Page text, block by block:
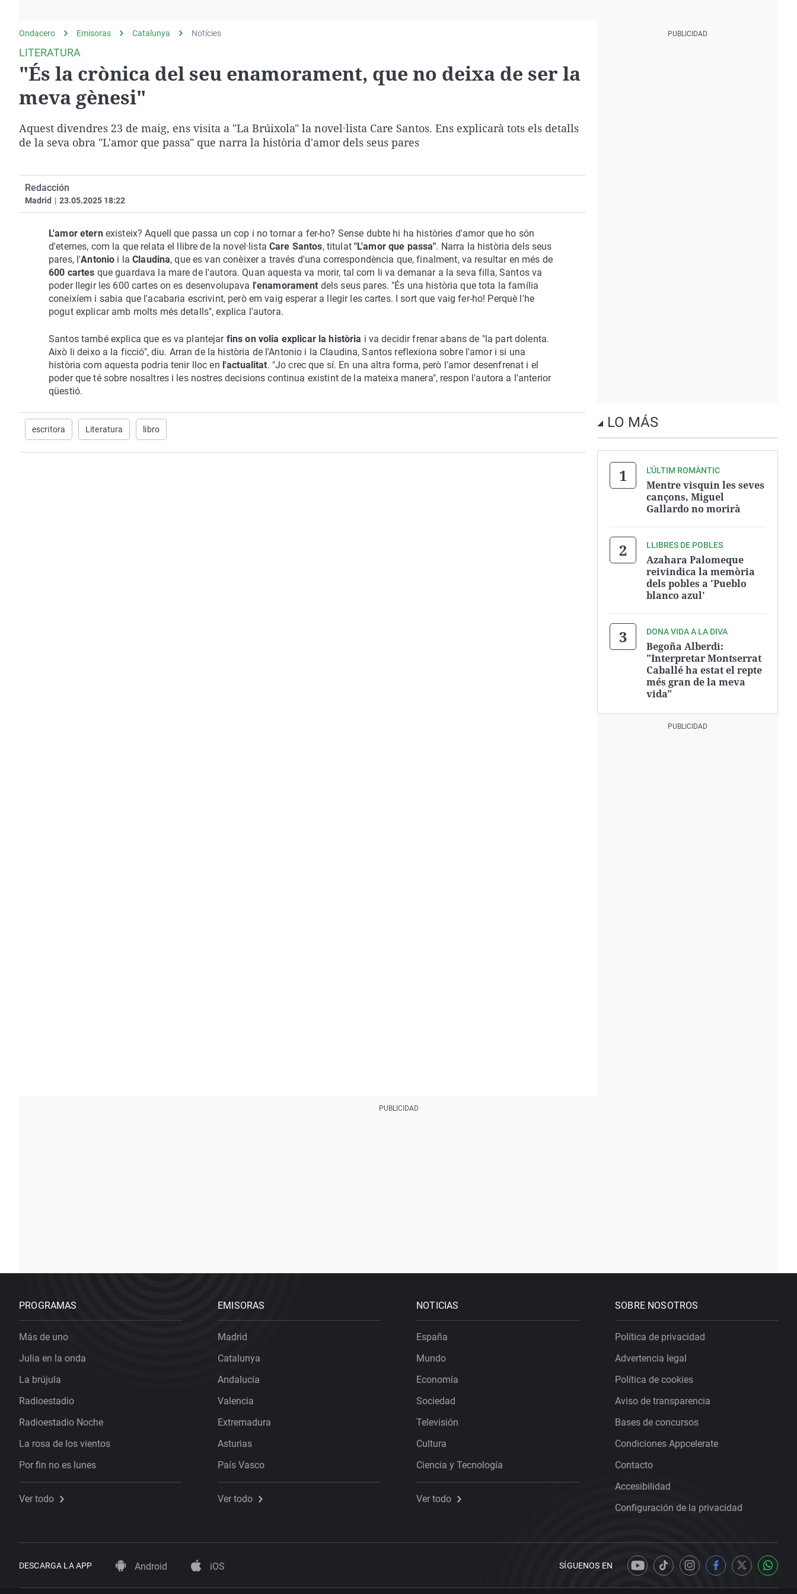
Operación Viuda
Negra
Ondacero Emisoras Catalunya Notícies
LITERATURA
"És la crònica del seu enamorament, que no deixa de ser la
meva gènesi"
Aquest divendres 23 de maig, ens visita a "La Brúixola" la novel·lista Care Santos. Ens explicarà tots els detalls
de la seva obra "L'amor que passa" que narra la història d'amor dels seus pares
Redacción
Madrid | 23.05.2025 18:22
L'amor etern existeix? Aquell que passa un cop i no tornar a fer-ho? Sense dubte hi ha històries d'amor que ho són
d'eternes, com la que relata el llibre de la novel·lista Care Santos, titulat"L'amor que passa". Narra la història dels seus
pares, l'Antonio i laClaudina, que es van conèixer a través d'una correspondència que, finalment, va resultar en més de
600 cartes que guardava la mare de l'autora. Quan aquesta va morir, tal com li va demanar a la seva filla, Santos va
poder llegir les 600 cartes on es desenvolupava l'enamorament dels seus pares. "És una història que tota la família
coneixíem i sabia que l'acabaria escrivint, però em vaig esperar a llegir les cartes. I sort que vaig fer-ho! Perquè l'he
pogut explicar amb molts més detalls", explica l'autora.
Santos també explica que es va plantejarfins on volia explicar la història i va decidir frenar abans de "la part dolenta.
Això li deixo a la ficció", diu. Arran de la història de l'Antonio i la Claudina, Santos reflexiona sobre l'amor i si una
història com aquesta podria tenir lloc en l'actualitat. "Jo crec que sí. En una altra forma, però l'amor desenfrenat i el
poder que té sobre nosaltres i les nostres decisions continua existint de la mateixa manera", respon l'autora a l'anterior
qüestió.
escritora Literatura libro LO MÁS
L'ÚLTIM ROMÀNTIC
Mentre visquin les seves
cançons, Miguel
Gallardo no morirà
LLIBRES DE POBLES
Azahara Palomeque
reivindica la memòria
dels pobles a 'Pueblo
blanco azul'
DONA VIDA A LA DIVA
Begoña Alberdi:
"Interpretar Montserrat
Caballé ha estat el repte
més gran de la meva
vida"
PROGRAMAS
Más de uno
Julia en la onda
La brújula
Radioestadio
Radioestadio Noche
La rosa de los vientos
Por fin no es lunes
Ver todo
EMISORAS
Madrid
Catalunya
Andalucía
Valencia
Extremadura
Asturias
País Vasco
Ver todo
NOTICIAS
España
Mundo
Economía
Sociedad
Televisión
Cultura
Ciencia y Tecnología
Ver todo
SOBRE NOSOTROS
Política de privacidad
Advertencia legal
Política de cookies
Aviso de transparencia
Bases de concursos
Condiciones Appcelerate
Contacto
Accesibilidad
Configuración de la privacidad
DESCARGA LA APP Android iOS SÍGUENOS EN